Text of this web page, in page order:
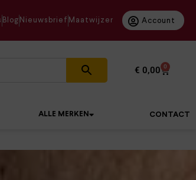
Blog Nieuwsbrief Maatwijzer Account
€ 0,00 0
ALLE MERKEN CONTACT